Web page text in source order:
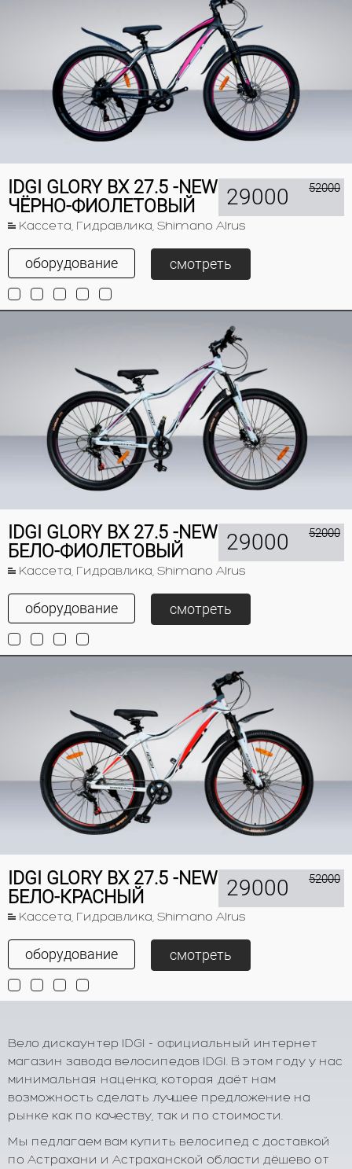
IDGI GLORY BX 27.5 -NEW
ЧЁРНО-ФИОЛЕТОВЫЙ
Кассета, Гидравлика, Shimano Alrus
29000 52000
оборудование смотреть
IDGI GLORY BX 27.5 -NEW
БЕЛО-ФИОЛЕТОВЫЙ
Кассета, Гидравлика, Shimano Alrus
29000 52000
оборудование смотреть
IDGI GLORY BX 27.5 -NEW
БЕЛО-КРАСНЫЙ
Кассета, Гидравлика, Shimano Alrus
29000 52000
оборудование смотреть
Вело дискаунтер IDGI - официальный интернет
магазин завода велосипедов IDGI. В этом году у нас
минимальная наценка, которая даёт нам
возможность сделать лучшее предложение на
рынке как по качеству, так и по стоимости.
Мы педлагаем вам купить велосипед с доставкой
по Астрахани и Астраханской области дёшево от